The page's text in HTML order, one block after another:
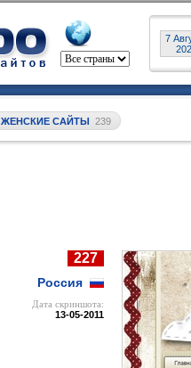
7
ЖЕНСКИЕ САЙТЫ 239
227
Россия
Дата cкриншота:
13-05-2011